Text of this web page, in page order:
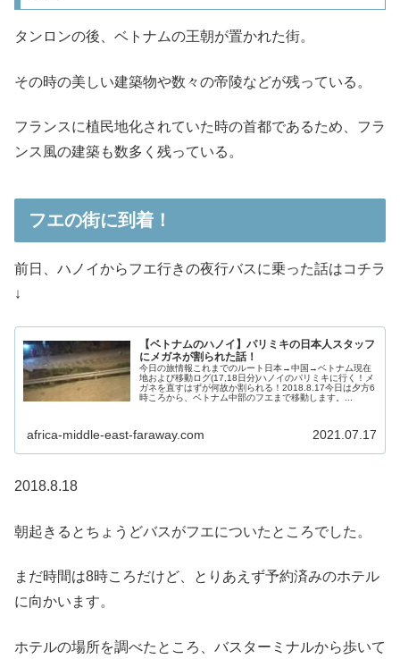
タンロンの後、ベトナムの王朝が置かれた街。
その時の美しい建築物や数々の帝陵などが残っている。
フランスに植民地化されていた時の首都であるため、フラ
ンス風の建築も数多く残っている。
フエの街に到着！
前日、ハノイからフエ行きの夜行バスに乗った話はコチラ
↓
【ベトナムのハノイ】パリミキの日本人スタッフ
にメガネが割られた話！
今日の旅情報これまでのルート日本→中国→ベトナム現在
地および移動ログ(17,18日分)ハノイのパリミキに行く！メ
ガネを直すはずが何故か割られる！2018.8.17今日は夕方6
時ころから、ベトナム中部のフエまで移動します。...
africa-middle-east-faraway.com 2021.07.17
2018.8.18
朝起きるとちょうどバスがフエについたところでした。
まだ時間は8時ころだけど、とりあえず予約済みのホテル
に向かいます。
ホテルの場所を調べたところ、バスターミナルから歩いて